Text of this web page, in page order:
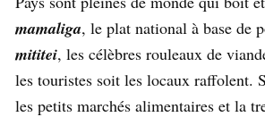
mamaliga, le plat national à base de
mititei, les célèbres rouleaux de
les touristes soit les locaux raffolent.
les petits marchés alimentaires et la